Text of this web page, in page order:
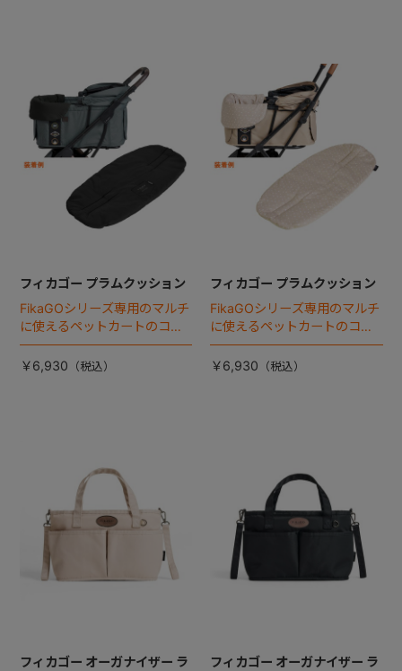
フィカゴー プラムクッション
FikaGOシリーズ専用のマルチ
に使えるペットカートのコー
ナークッション登場。
￥6,930
フィカゴー プラムクッション
FikaGOシリーズ専用のマルチ
に使えるペットカートのコー
ナークッション登場。
￥6,930
フィカゴー オーガナイザー ラ
フィカゴー オーガナイザー ラ